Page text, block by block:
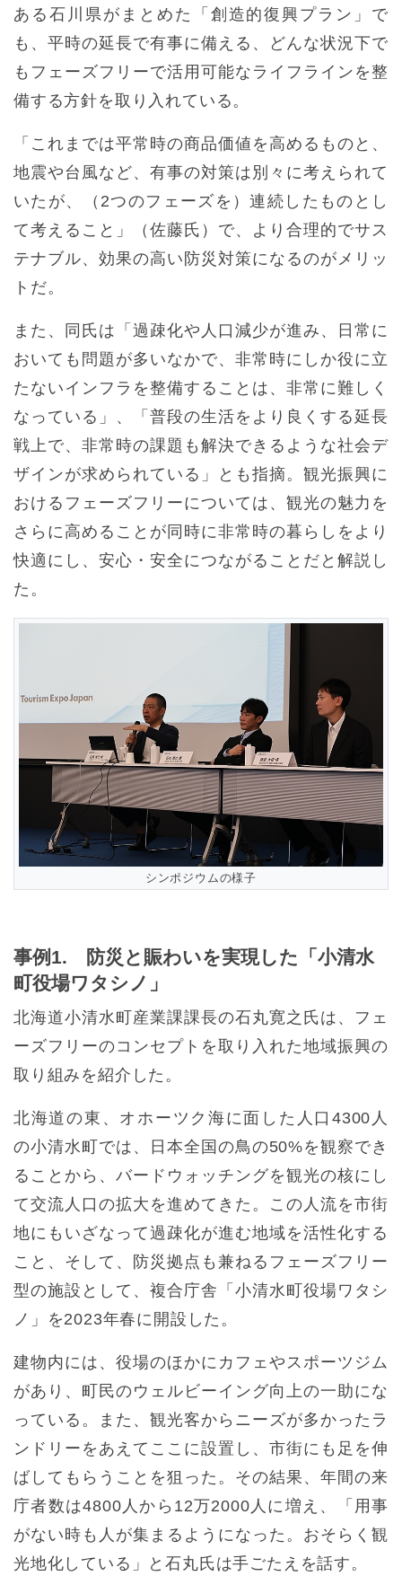
ある石川県がまとめた「創造的復興プラン」で
も、平時の延長で有事に備える、どんな状況下で
もフェーズフリーで活用可能なライフラインを整
備する方針を取り入れている。
「これまでは平常時の商品価値を高めるものと、
地震や台風など、有事の対策は別々に考えられて
いたが、（2つのフェーズを）連続したものとし
て考えること」（佐藤氏）で、より合理的でサス
テナブル、効果の高い防災対策になるのがメリッ
トだ。
また、同氏は「過疎化や人口減少が進み、日常に
おいても問題が多いなかで、非常時にしか役に立
たないインフラを整備することは、非常に難しく
なっている」、「普段の生活をより良くする延長
戦上で、非常時の課題も解決できるような社会デ
ザインが求められている」とも指摘。観光振興に
おけるフェーズフリーについては、観光の魅力を
さらに高めることが同時に非常時の暮らしをより
快適にし、安心・安全につながることだと解説し
た。
シンポジウムの様子
事例1. 防災と賑わいを実現した「小清水
町役場ワタシノ」
北海道小清水町産業課課長の石丸寛之氏は、フェ
ーズフリーのコンセプトを取り入れた地域振興の
取り組みを紹介した。
北海道の東、オホーツク海に面した人口4300人
の小清水町では、日本全国の鳥の50%を観察でき
ることから、バードウォッチングを観光の核にし
て交流人口の拡大を進めてきた。この人流を市街
地にもいざなって過疎化が進む地域を活性化する
こと、そして、防災拠点も兼ねるフェーズフリー
型の施設として、複合庁舎「小清水町役場ワタシ
ノ」を2023年春に開設した。
建物内には、役場のほかにカフェやスポーツジム
があり、町民のウェルビーイング向上の一助にな
っている。また、観光客からニーズが多かったラ
ンドリーをあえてここに設置し、市街にも足を伸
ばしてもらうことを狙った。その結果、年間の来
庁者数は4800人から12万2000人に増え、「用事
がない時も人が集まるようになった。おそらく観
光地化している」と石丸氏は手ごたえを話す。